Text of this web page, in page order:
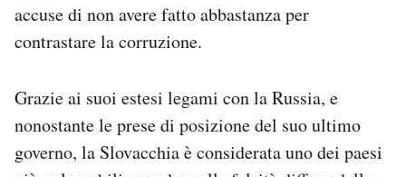
accuse di non avere fatto abbastanza per
contrastare la corruzione.
Grazie ai suoi estesi legami con la Russia, e
nonostante le prese di posizione del suo ultimo
governo, la Slovacchia è considerata uno dei paesi